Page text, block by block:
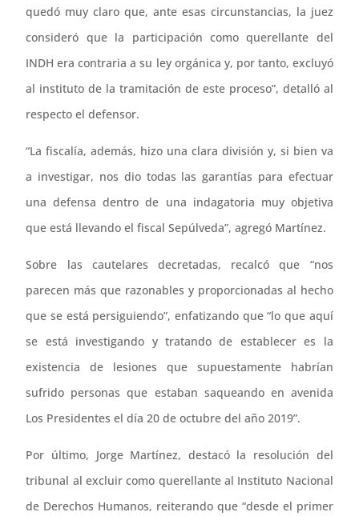
quedó muy claro que, ante esas circunstancias, la juez
consideró que la participación como querellante del
INDH era contraria a su ley orgánica y, por tanto, excluyó
al instituto de la tramitación de este proceso”, detalló al
respecto el defensor.
“La fiscalía, además, hizo una clara división y, si bien va
a investigar, nos dio todas las garantías para efectuar
una defensa dentro de una indagatoria muy objetiva
que está llevando el fiscal Sepúlveda”, agregó Martínez.
Sobre las cautelares decretadas, recalcó que “nos
parecen más que razonables y proporcionadas al hecho
que se está persiguiendo”, enfatizando que “lo que aquí
se está investigando y tratando de establecer es la
existencia de lesiones que supuestamente habrían
sufrido personas que estaban saqueando en avenida
Los Presidentes el día 20 de octubre del año 2019”.
Por último, Jorge Martínez, destacó la resolución del
tribunal al excluir como querellante al Instituto Nacional
de Derechos Humanos, reiterando que “desde el primer